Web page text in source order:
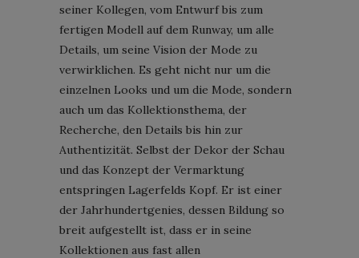
seiner Kollegen, vom Entwurf bis zum
fertigen Modell auf dem Runway, um alle
Details, um seine Vision der Mode zu
verwirklichen. Es geht nicht nur um die
einzelnen Looks und um die Mode, sondern
auch um das Kollektionsthema, der
Recherche, den Details bis hin zur
Authentizität. Selbst der Dekor der Schau
und das Konzept der Vermarktung
entspringen Lagerfelds Kopf. Er ist einer
der Jahrhundertgenies, dessen Bildung so
breit aufgestellt ist, dass er in seine
Kollektionen aus fast allen